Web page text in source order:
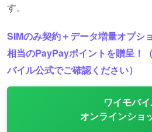
す。
SIMのみ契約＋データ増量オプシ
相当のPayPayポイントを贈呈！
バイル公式でご確認ください）
ワイモバ
オンラインショ